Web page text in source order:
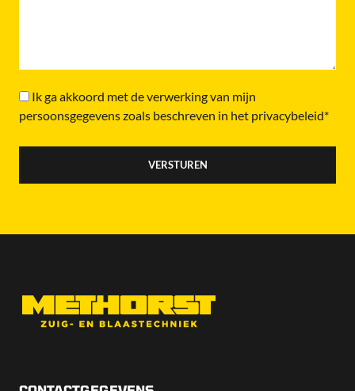
Ik ga akkoord met de verwerking van mijn
persoonsgegevens zoals beschreven in het privacybeleid*